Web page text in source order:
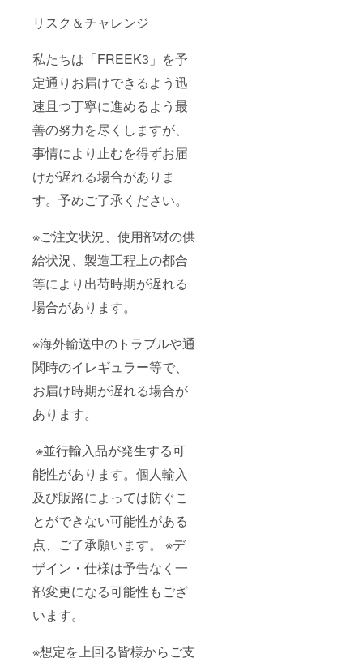
リスク＆チャレンジ
私たちは「FREEK3」を予
定通りお届けできるよう迅
速且つ丁寧に進めるよう最
善の努力を尽くしますが、
事情により止むを得ずお届
けが遅れる場合がありま
す。予めご了承ください。
※ご注文状況、使用部材の供
給状況、製造工程上の都合
等により出荷時期が遅れる
場合があります。
※海外輸送中のトラブルや通
関時のイレギュラー等で、
お届け時期が遅れる場合が
あります。
※並行輸入品が発生する可
能性があります。個人輸入
及び販路によっては防ぐこ
とができない可能性がある
点、ご了承願います。 ※デ
ザイン・仕様は予告なく一
部変更になる可能性もござ
います。
※想定を上回る皆様からご支